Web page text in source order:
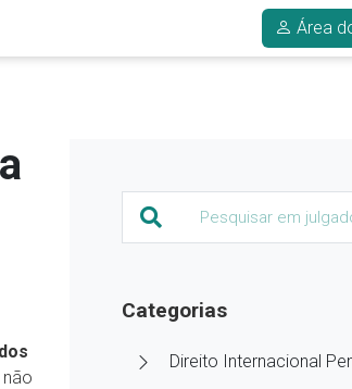
Área
Categorias
Direito Internacional